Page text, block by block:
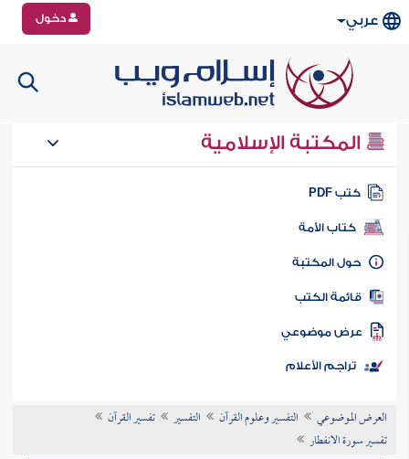
عربي دخول
المكتبة الإسلامية
كتب PDF
كتاب الأمة
المكتبة
الكتب
موضوعي
تراجم الأعلام
العرض الموضوعي التفسير وعلوم القرآن التفسير
تفسير القرآن
تفسير سورة الانفطار